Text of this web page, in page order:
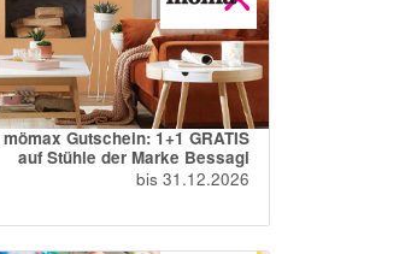
mömax Gutschein: 1+1 GRATIS
auf Stühle der Marke Bessagi
bis 31.12.2026